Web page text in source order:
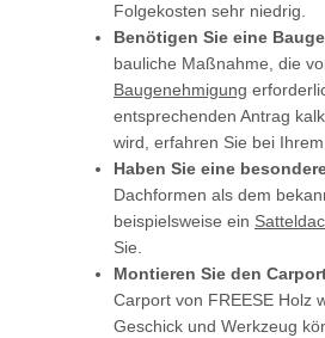
Folgekosten sehr niedrig.
Benötigen Sie eine
bauliche Maßnahme, die
Baugenehmigung
entsprechenden Antrag
wird, erfahren Sie bei
Haben Sie eine
Dachformen als dem
beispielsweise ein
Sie.
Montieren Sie den
Carport von FREESE Holz
Geschick und Werkzeug